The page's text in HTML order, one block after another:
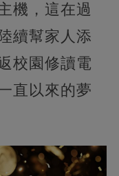
機，這在過
續幫家人添
校園修讀電
直以來的夢